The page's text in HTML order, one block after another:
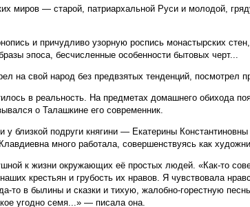
миров — старой, патриархальной Руси и молодой,
и причудливо узорную роспись монастырских
эпоса, бесчисленные особенности бытовых черт...
на свой народ без предвзятых тенденций, посмотрел
в реальность. На предметах домашнего обихода
о Талашкине его современник.
близкой по­други княгини — Екатерины
много работала, совершенствуясь как
к жизни окружающих её простых людей. «Как-то
крестьян и грубость их нравов. Я чувствовала
то в былины и сказки и тихую, жалобно-горестную
угодно семя...» — писала она.